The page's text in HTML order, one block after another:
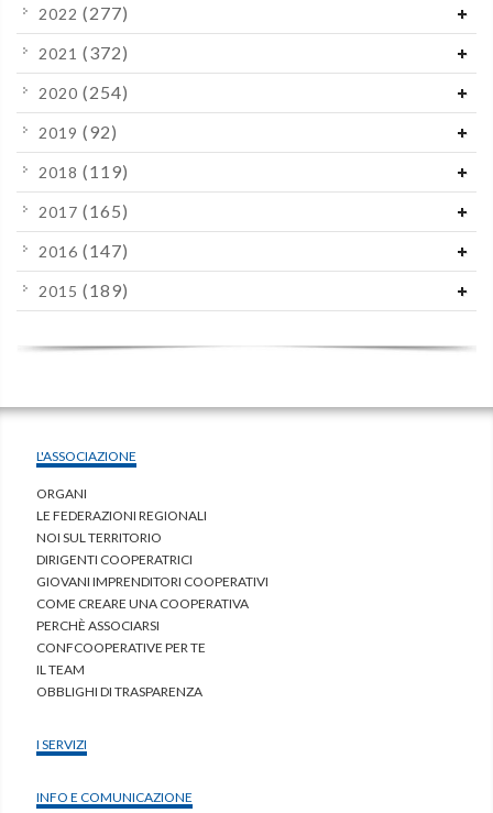
2022 (277)
2021 (372)
2020 (254)
2019 (92)
2018 (119)
2017 (165)
2016 (147)
2015 (189)
L'ASSOCIAZIONE
ORGANI
LE FEDERAZIONI REGIONALI
NOI SUL TERRITORIO
DIRIGENTI COOPERATRICI
GIOVANI IMPRENDITORI COOPERATIVI
COME CREARE UNA COOPERATIVA
PERCHÈ ASSOCIARSI
CONFCOOPERATIVE PER TE
IL TEAM
OBBLIGHI DI TRASPARENZA
I SERVIZI
INFO E COMUNICAZIONE